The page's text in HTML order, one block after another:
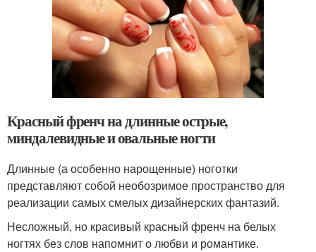
Красный френч на длинные острые,
миндалевидные и овальные ногти
Длинные (а особенно нарощенные) ноготки
представляют собой необозримое пространство для
реализации самых смелых дизайнерских фантазий.
Несложный, но красивый красный френч на белых
ногтях без слов напомнит о любви и романтике.